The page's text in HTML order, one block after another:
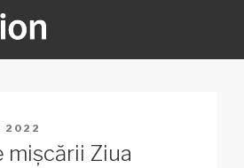
2022
Ziua